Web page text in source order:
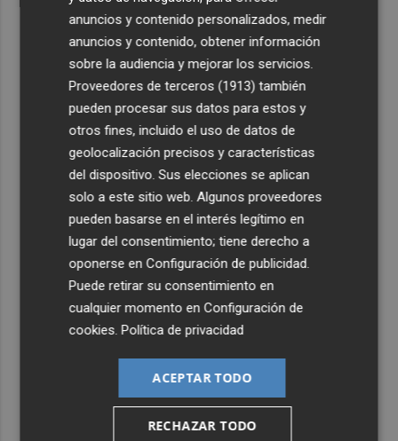
anuncios y contenido personalizados, medir
anuncios y contenido, obtener información
sobre la audiencia y mejorar los servicios.
Proveedores de terceros (1913) también
pueden procesar sus datos para estos y
otros fines, incluido el uso de datos de
geolocalización precisos y características
del dispositivo. Sus elecciones se aplican
solo a este sitio web. Algunos proveedores
pueden basarse en el interés legítimo en
lugar del consentimiento; tiene derecho a
oponerse enConfiguración de publicidad
Puede retirar su consentimiento en
cualquier momento enConfiguración de
cookies .Política de privacidad
ACEPTAR TODO
RECHAZAR TODO